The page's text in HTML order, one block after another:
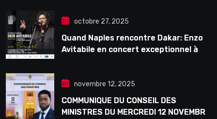
octobre 27, 2025
Quand Naples rencontre Dakar: Enzo
Avitabile en concert exceptionnel à
novembre 12, 2025
COMMUNIQUE DU CONSEIL DES
MINISTRES DU MERCREDI 12 NOVEMBRE